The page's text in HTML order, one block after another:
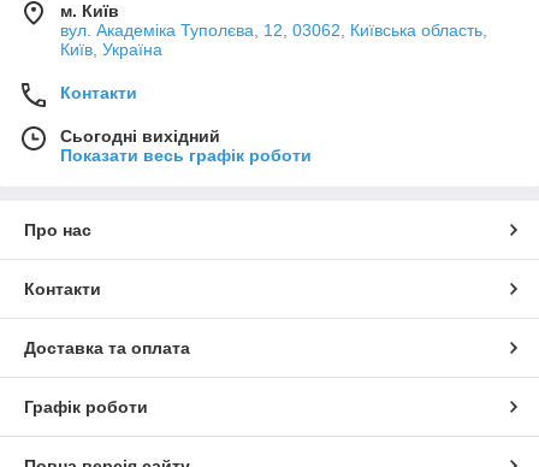
м. Київ
вул. Академіка Туполєва, 12, 03062, Київська область,
Київ, Україна
Контакти
Сьогодні вихідний
Показати весь графік роботи
Про нас
Контакти
Доставка та оплата
Графік роботи